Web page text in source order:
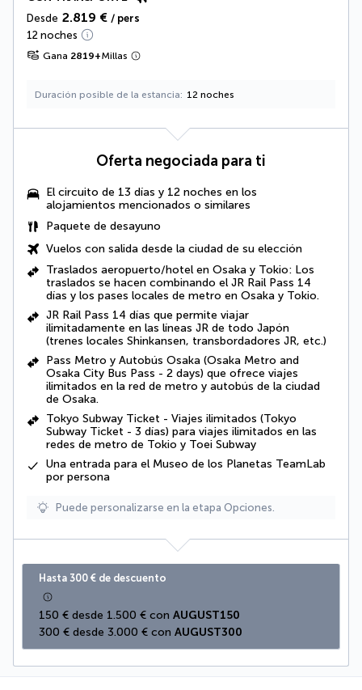
Desde 2.819 € / pers
12 noches
Gana 2819+Millas
Duración posible de la estancia 12 noches
Oferta negociada para ti
El circuito de 13 días y 12 noches en los
alojamientos mencionados o similares
Paquete de desayuno
Vuelos con salida desde la ciudad de su elección
Traslados aeropuerto/hotel en Osaka y Tokio: Los
traslados se hacen combinando el JR Rail Pass 14
días y los pases locales de metro en Osaka y Tokio.
JR Rail Pass 14 días que permite viajar
ilimitadamente en las líneas JR de todo Japón
(trenes locales Shinkansen, transbordadores JR, etc.)
Pass Metro y Autobús Osaka (Osaka Metro and
Osaka City Bus Pass - 2 days) que ofrece viajes
ilimitados en la red de metro y autobús de la ciudad
de Osaka.
Tokyo Subway Ticket - Viajes ilimitados (Tokyo
Subway Ticket - 3 días) para viajes ilimitados en las
redes de metro de Tokio y Toei Subway
Una entrada para el Museo de los Planetas TeamLab
por persona
Puede personalizarse en la etapa Opciones.
Hasta 300 € de descuento
150 € desde 1.500 € con AUGUST150
300 € desde 3.000 € con AUGUST300